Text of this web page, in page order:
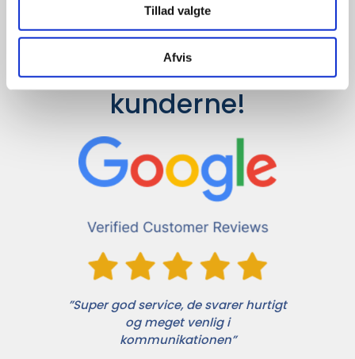
Tillad valgte
Afvis
Det siger
kunderne!
”Super god service, de svarer hurtigt
og meget venlig i
kommunikationen”